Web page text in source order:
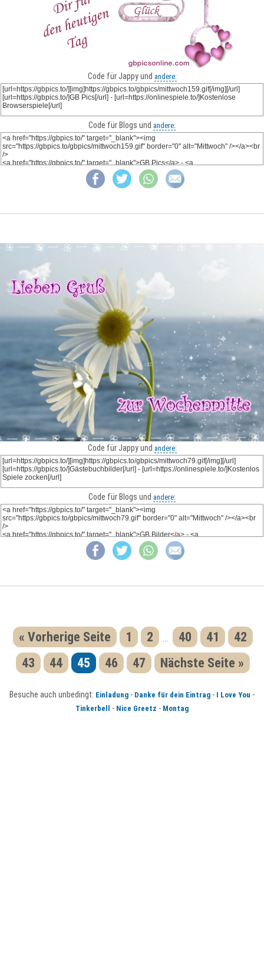
Code für Jappy und andere:
Code für Blogs und andere:
Code für Jappy und andere:
Code für Blogs und andere:
« Vorherige Seite 1 2 40 41
42
43
44 45 46 47 Nächste Seite »
Besuche auch unbedingt: Einladung - Danke für dein Eintrag - I Love You -
Tinkerbell - Nice Greetz - Montag